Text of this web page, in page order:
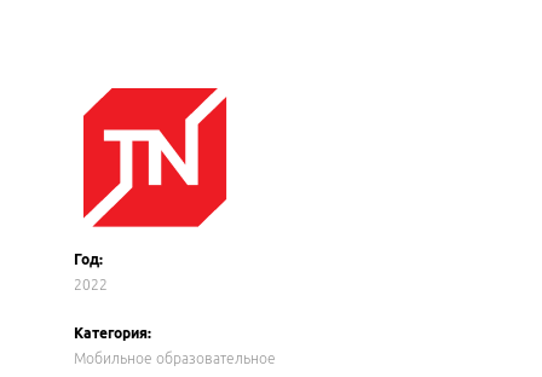
Год:
2022
Категория:
Мобильное образовательное